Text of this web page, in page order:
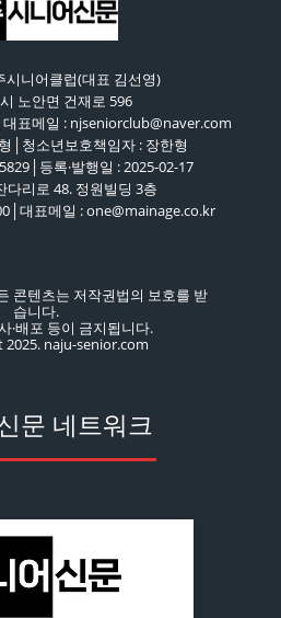
시니어클럽(대표 김선영)
노안면 건재로 596
표메일 : njseniorclub@naver.com
│청소년보호책임자 : 장한형
등록·발행일 : 2025-02-17
다리로 48. 정원빌딩 3층
대표메일 : one@mainage.co.kr
콘텐츠는 저작권법의 보호를 받
습니다.
·배포 등이 금지됩니다.
naju-senior.com
문 네트워크